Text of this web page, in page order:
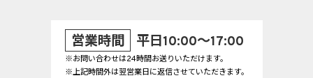
営業時間 平日10:00～17:00
※お問い合わせは24時間お送りいただけます。
※上記時間外は翌営業日に返信させていただきます。